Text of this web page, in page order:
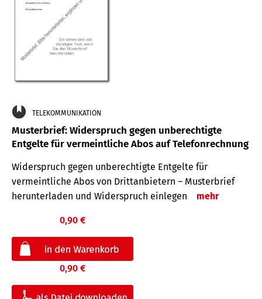
TELEKOMMUNIKATION
Musterbrief: Widerspruch gegen unberechtigte
Entgelte für vermeintliche Abos auf Telefonrechnung
Widerspruch gegen unberechtigte Entgelte für
vermeintliche Abos von Drittanbietern – Musterbrief
herunterladen und Widerspruch einlegen
mehr
0,90 €
0,90 €